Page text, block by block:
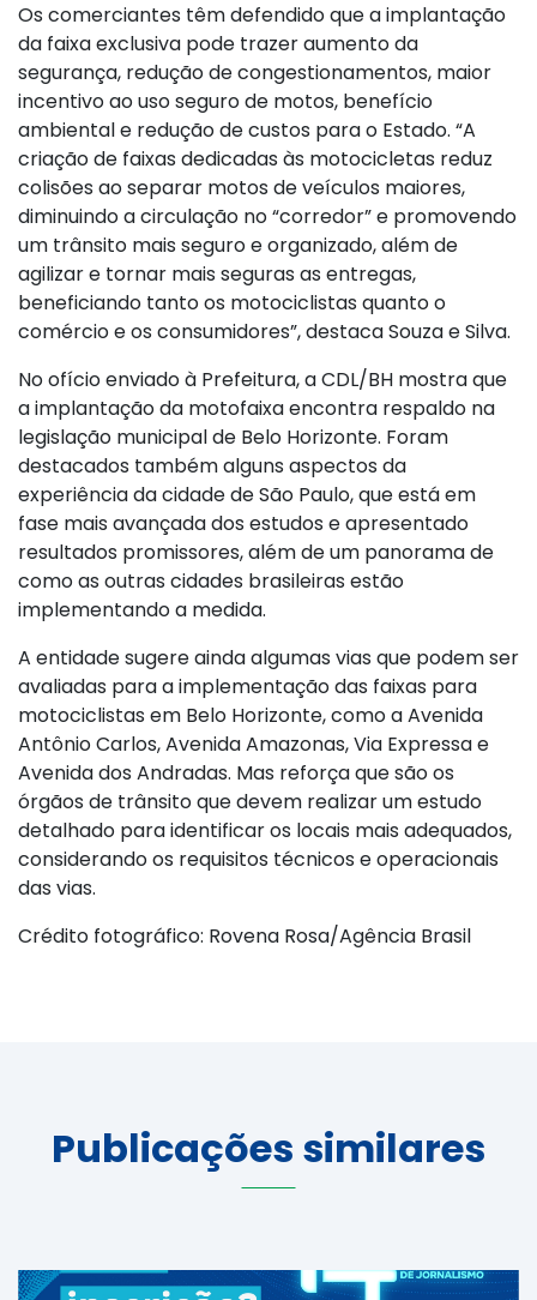
Os comerciantes têm defendido que a implantação
da faixa exclusiva pode trazer aumento da
segurança, redução de congestionamentos, maior
incentivo ao uso seguro de motos, benefício
ambiental e redução de custos para o Estado. “A
criação de faixas dedicadas às motocicletas reduz
colisões ao separar motos de veículos maiores,
diminuindo a circulação no “corredor” e promovendo
um trânsito mais seguro e organizado, além de
agilizar e tornar mais seguras as entregas,
beneficiando tanto os motociclistas quanto o
comércio e os consumidores”, destaca Souza e Silva.
No ofício enviado à Prefeitura, a CDL/BH mostra que
a implantação da motofaixa encontra respaldo na
legislação municipal de Belo Horizonte. Foram
destacados também alguns aspectos da
experiência da cidade de São Paulo, que está em
fase mais avançada dos estudos e apresentado
resultados promissores, além de um panorama de
como as outras cidades brasileiras estão
implementando a medida.
A entidade sugere ainda algumas vias que podem ser
avaliadas para a implementação das faixas para
motociclistas em Belo Horizonte, como a Avenida
Antônio Carlos, Avenida Amazonas, Via Expressa e
Avenida dos Andradas. Mas reforça que são os
órgãos de trânsito que devem realizar um estudo
detalhado para identificar os locais mais adequados,
considerando os requisitos técnicos e operacionais
das vias.
Crédito fotográfico: Rovena Rosa/Agência Brasil
Publicações similares